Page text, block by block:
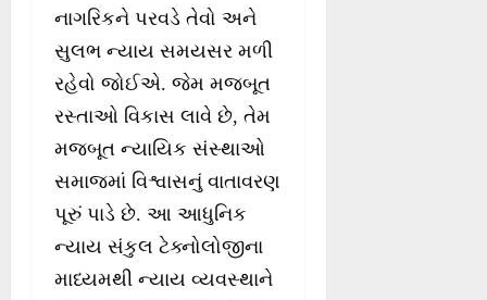
નાગરિકને પરવડે તેવો અને
સુલભ ન્યાય સમયસર મળી
રહેવો જોઈએ. જેમ મજબૂત
રસ્તાઓ વિકાસ લાવે છે, તેમ
મજબૂત ન્યાયિક સંસ્થાઓ
સમાજમાં વિશ્વાસનું વાતાવરણ
પૂરું પાડે છે. આ આધુનિક
ન્યાય સંકુલ ટેક્નોલોજીના
માધ્યમથી ન્યાય વ્યવસ્થાને